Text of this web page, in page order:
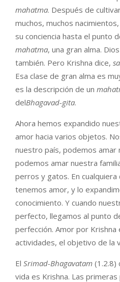
mahatma. Después de
muchos, muchos
su conciencia hasta el punto
mahatma, una gran alma.
también. Pero Krishna dice,
Esa clase de gran alma es
es la descripción de un
delBhagavad-gita.
Ahora hemos expandido
amor hacia varios objetos.
nuestro país, podemos amar
podemos amar nuestra
perros y gatos. En
tenemos amor, y lo
conocimiento. Y cuando
perfecto, llegamos al punto
perfección. Amor por
actividades, el objetivo de la
El Srimad-Bhagavatam (1.2.8)
vida es Krishna. Las